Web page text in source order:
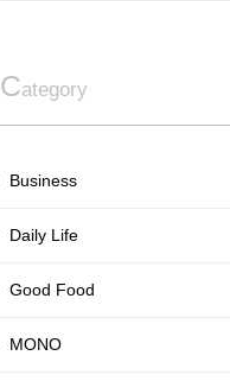
Category
Business
Daily Life
Good Food
MONO